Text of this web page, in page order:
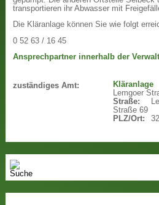
transportieren ihr Abwasser mit
Die Kläranlage können Sie wie folgt
0 52 63 / 16 45
Ansprechpartner innerhalb der
zuständiges Amt:
Kläranlage
Lemgoer
Straße:
Straße 69
PLZ/Ort: